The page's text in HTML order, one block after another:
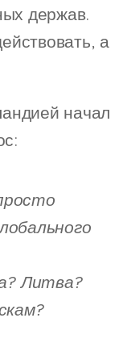
держав.
а
начал
Литва?